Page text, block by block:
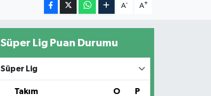
A- A+
Süper Lig Puan Durumu
Süper Lig
Takım O P